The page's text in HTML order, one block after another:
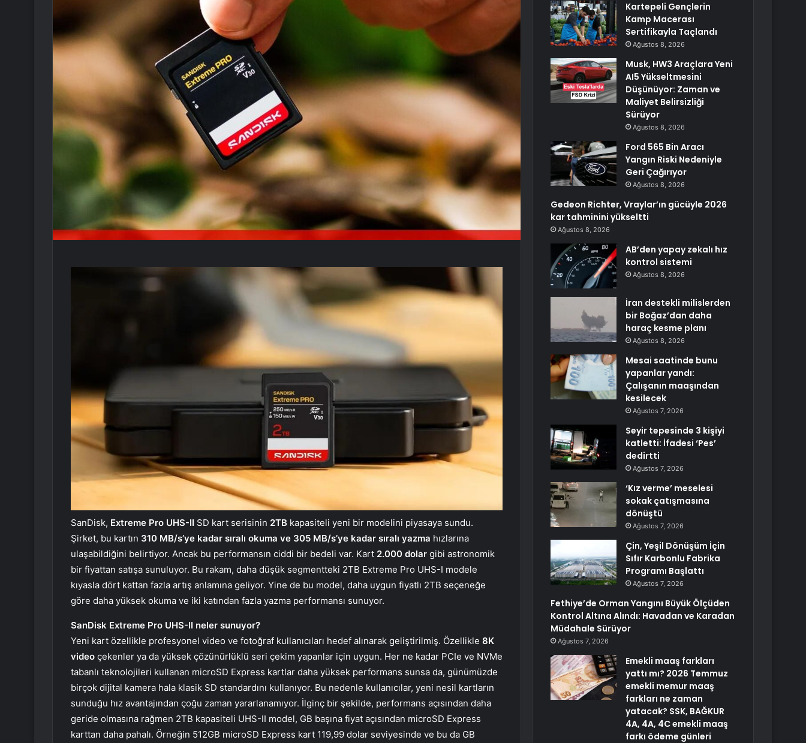
SanDisk, Extreme Pro UHS-II SD kart serisinin 2TB kapasiteli yeni bir modelini piyasaya sundu.
Şirket, bu kartın 310 MB/s’ye kadar sıralı okuma ve 305 MB/s’ye kadar sıralı yazma hızlarına
ulaşabildiğini belirtiyor. Ancak bu performansın ciddi bir bedeli var. Kart 2.000 dolar gibi astronomik
bir fiyattan satışa sunuluyor. Bu rakam, daha düşük segmentteki 2TB Extreme Pro UHS-I modele
kıyasla dört kattan fazla artış anlamına geliyor. Yine de bu model, daha uygun fiyatlı 2TB seçeneğe
göre daha yüksek okuma ve iki katından fazla yazma performansı sunuyor.
SanDisk Extreme Pro UHS-II neler sunuyor?
Yeni kart özellikle profesyonel video ve fotoğraf kullanıcıları hedef alınarak geliştirilmiş. Özellikle 8K
video çekenler ya da yüksek çözünürlüklü seri çekim yapanlar için uygun. Her ne kadar PCIe ve NVMe
tabanlı teknolojileri kullanan microSD Express kartlar daha yüksek performans sunsa da, günümüzde
birçok dijital kamera hala klasik SD standardını kullanıyor. Bu nedenle kullanıcılar, yeni nesil kartların
sunduğu hız avantajından çoğu zaman yararlanamıyor. İlginç bir şekilde, performans açısından daha
geride olmasına rağmen 2TB kapasiteli UHS-II model, GB başına fiyat açısından microSD Express
karttan daha pahalı. Örneğin 512GB microSD Express kart 119,99 dolar seviyesinde ve bu da GB
Kartepeli Gençlerin
Kamp Macerası
Sertifikayla Taçlandı
Ağustos 8, 2026
Musk, HW3 Araçlara Yeni
AI5 Yükseltmesini
Düşünüyor: Zaman ve
Maliyet Belirsizliği
Sürüyor
Ağustos 8, 2026
Ford 565 Bin Aracı
Yangın Riski Nedeniyle
Geri Çağırıyor
Ağustos 8, 2026
Gedeon Richter, Vraylar’ın gücüyle 2026
kar tahminini yükseltti
Ağustos 8, 2026
AB’den yapay zekalı hız
kontrol sistemi
Ağustos 8, 2026
İran destekli milislerden
bir Boğaz’dan daha
haraç kesme planı
Ağustos 8, 2026
Mesai saatinde bunu
yapanlar yandı:
Çalışanın maaşından
kesilecek
Ağustos 7, 2026
Seyir tepesinde 3 kişiyi
katletti: İfadesi ‘Pes’
dedirtti
Ağustos 7, 2026
‘Kız verme’ meselesi
sokak çatışmasına
dönüştü
Ağustos 7, 2026
Çin, Yeşil Dönüşüm İçin
Sıfır Karbonlu Fabrika
Programı Başlattı
Ağustos 7, 2026
Fethiye’de Orman Yangını Büyük Ölçüden
Kontrol Altına Alındı: Havadan ve Karadan
Müdahale Sürüyor
Ağustos 7, 2026
Emekli maaş farkları
yattı mı? 2026 Temmuz
emekli memur maaş
farkları ne zaman
yatacak? SSK, BAĞKUR
4A, 4A, 4C emekli maaş
farkı ödeme günleri